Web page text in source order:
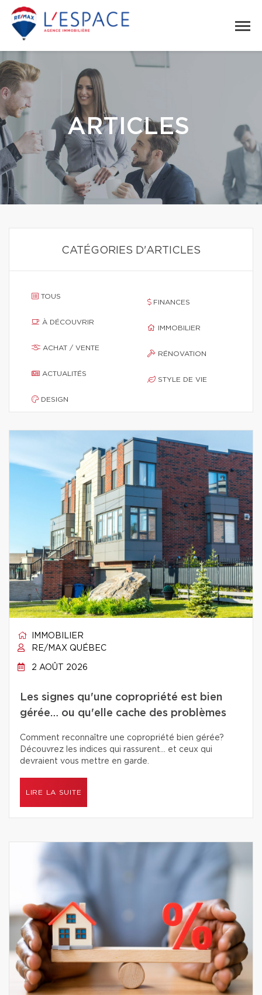
ARTICLES
CATÉGORIES D'ARTICLES
TOUS
À DÉCOUVRIR
ACHAT / VENTE
ACTUALITÉS
DESIGN
FINANCES
IMMOBILIER
RÉNOVATION
STYLE DE VIE
IMMOBILIER
RE/MAX QUÉBEC
2 AOÛT 2026
Les signes qu'une copropriété est bien
gérée… ou qu'elle cache des problèmes
Comment reconnaître une copropriété bien gérée?
Découvrez les indices qui rassurent… et ceux qui
devraient vous mettre en garde.
LIRE LA SUITE